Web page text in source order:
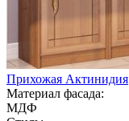
Прихожая Актинидия
Материал фасада:
МДФ